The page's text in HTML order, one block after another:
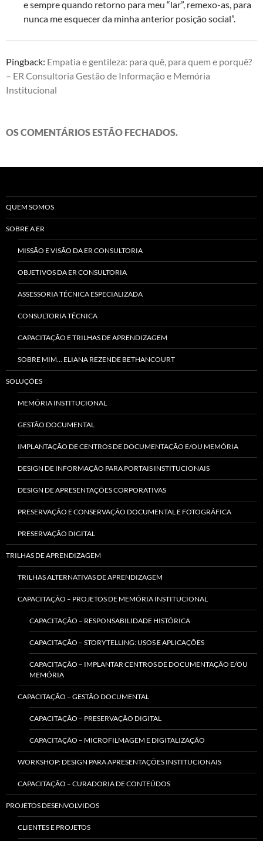
e sempre quando retorno para meu “lar”, remexo-as, para
nunca me esquecer da minha anterior posição social”.
Pingback: Empatia e gentileza: para quê, para quem e porquê?
– ER Consultoria Gestão de Informação e Memória
Institucional
OS COMENTÁRIOS ESTÃO FECHADOS.
QUEM SOMOS
SOBRE A ER
MISSÃO E VISÃO DA ER CONSULTORIA
OBJETIVOS DA ER CONSULTORIA
ASSESSORIA TÉCNICA ESPECIALIZADA
CONSULTORIA TÉCNICA
CAPACITAÇÃO E TRILHAS DE APRENDIZAGEM
SOBRE MIM… ELIANA REZENDE BETHANCOURT
SOLUÇÕES
MEMÓRIA INSTITUCIONAL
GESTÃO DOCUMENTAL
IMPLANTAÇÃO DE CENTROS DE DOCUMENTAÇÃO E/OU MEMÓRIA
DESIGN DE INFORMAÇÃO PARA PORTAIS INSTITUCIONAIS
DESIGN DE APRESENTAÇÕES CORPORATIVAS
PRESERVAÇÃO E CONSERVAÇÃO DOCUMENTAL E FOTOGRÁFICA
PRESERVAÇÃO DIGITAL
TRILHAS DE APRENDIZAGEM
TRILHAS ALTERNATIVAS DE APRENDIZAGEM
CAPACITAÇÃO – PROJETOS DE MEMÓRIA INSTITUCIONAL
CAPACITAÇÃO – RESPONSABILIDADE HISTÓRICA
CAPACITAÇÃO – STORYTELLING: USOS E APLICAÇÕES
CAPACITAÇÃO – IMPLANTAR CENTROS DE DOCUMENTAÇÃO E/OU
MEMÓRIA
CAPACITAÇÃO – GESTÃO DOCUMENTAL
CAPACITAÇÃO – PRESERVAÇÃO DIGITAL
CAPACITAÇÃO – MICROFILMAGEM E DIGITALIZAÇÃO
WORKSHOP: DESIGN PARA APRESENTAÇÕES INSTITUCIONAIS
CAPACITAÇÃO – CURADORIA DE CONTEÚDOS
PROJETOS DESENVOLVIDOS
CLIENTES E PROJETOS